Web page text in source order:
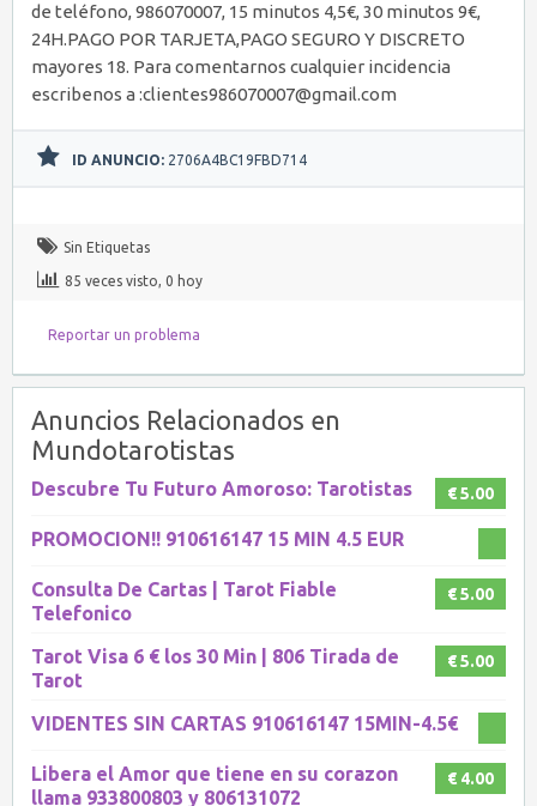
de teléfono, 986070007, 15 minutos 4,5€, 30 minutos 9€,
24H.PAGO POR TARJETA,PAGO SEGURO Y DISCRETO
mayores 18. Para comentarnos cualquier incidencia
escribenos a :clientes986070007@gmail.com
ID ANUNCIO: 2706A4BC19FBD714
Sin Etiquetas
85 veces visto, 0 hoy
Reportar un problema
Anuncios Relacionados en
Mundotarotistas
€ 5.00
Descubre Tu Futuro Amoroso: Tarotistas
PROMOCION!! 910616147 15 MIN 4.5 EUR
€ 5.00
Consulta De Cartas | Tarot Fiable
Telefonico
€ 5.00
Tarot Visa 6 € los 30 Min | 806 Tirada de
Tarot
VIDENTES SIN CARTAS 910616147 15MIN-4.5€
€ 4.00
Libera el Amor que tiene en su corazon
llama 933800803 y 806131072